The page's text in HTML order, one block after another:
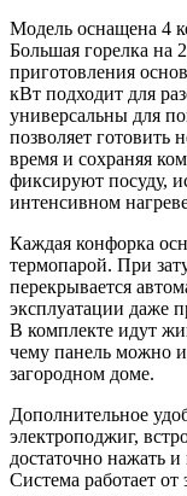
Модель оснащена 4
Большая горелка на
приготовления
кВт подходит для
универсальны для
позволяет готовить
время и сохраняя
фиксируют посуду,
интенсивном
Каждая конфорка
термопарой. При
перекрывается
эксплуатации даже
В комплекте идут
чему панель можно
загородном доме.
Дополнительное
электроподжиг,
достаточно нажать
Система работает от